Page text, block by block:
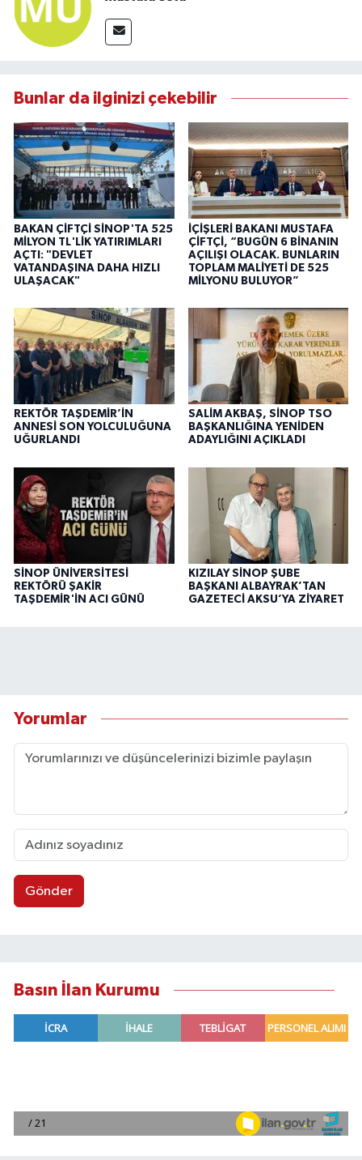
Bunlar da ilginizi çekebilir
BAKAN ÇİFTÇİ SİNOP'TA 525
MİLYON TL'LİK YATIRIMLARI
AÇTI: "DEVLET
VATANDAŞINA DAHA HIZLI
ULAŞACAK"
İÇİŞLERİ BAKANI MUSTAFA
ÇİFTÇİ, “BUGÜN 6 BİNANIN
AÇILIŞI OLACAK. BUNLARIN
TOPLAM MALİYETİ DE 525
MİLYONU BULUYOR”
REKTÖR TAŞDEMİR’İN
ANNESİ SON YOLCULUĞUNA
UĞURLANDI
SALİM AKBAŞ, SİNOP TSO
BAŞKANLIĞINA YENİDEN
ADAYLIĞINI AÇIKLADI
SİNOP ÜNİVERSİTESİ
REKTÖRÜ ŞAKİR
TAŞDEMİR'İN ACI GÜNÜ
KIZILAY SİNOP ŞUBE
BAŞKANI ALBAYRAK’TAN
GAZETECİ AKSU’YA ZİYARET
Yorumlar
Gönder
Basın İlan Kurumu